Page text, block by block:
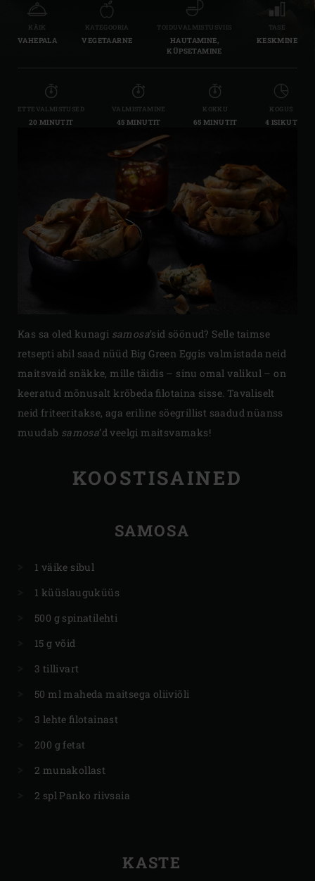
KÄIK
VAHEPALA
KATEGOORIA
VEGETAARNE
TOIDUVALMISTUSVIIS
HAUTAMINE,
KÜPSETAMINE
TASE
KESKMINE
ETTEVALMISTUSED
20 MINUTIT
VALMISTAMINE
45 MINUTIT
KOKKU
65 MINUTIT
KOGUS
4 ISIKUT
Kas sa oled kunagi samosa’sid söönud? Selle taimse
retsepti abil saad nüüd Big Green Eggis valmistada neid
maitsvaid snäkke, mille täidis – sinu omal valikul – on
keeratud mõnusalt krõbeda filotaina sisse. Tavaliselt
neid friteeritakse, aga eriline söegrillist saadud nüanss
muudab samosa’d veelgi maitsvamaks!
KOOSTISAINED
SAMOSA
1 väike sibul
1 küüslauguküüs
500 g spinatilehti
15 g võid
3 tillivart
50 ml maheda maitsega oliiviõli
3 lehte filotainast
200 g fetat
2 munakollast
2 spl Panko riivsaia
KASTE